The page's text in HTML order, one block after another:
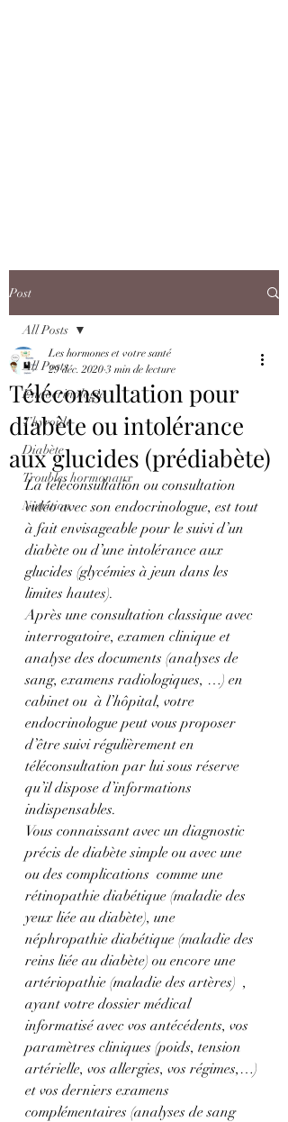
Post
All Posts
Endocrinologie
Thyroïde
Diabète
Troubles hormonaux
Nutrition
All Posts
Téléconsultation pour
diabète ou intolérance
aux glucides (prédiabète)
Les hormones et votre santé
29 déc. 2020 3 min de lecture
La téléconsultation ou consultation
vidéo avec son endocrinologue, est tout
à fait envisageable pour le suivi d’un
diabète ou d’une intolérance aux
glucides (glycémies à jeun dans les
limites hautes).
Après une consultation classique avec
interrogatoire, examen clinique et
analyse des documents (analyses de
sang, examens radiologiques, …) en
cabinet ou  à l’hôpital, votre
endocrinologue peut vous proposer
d’être suivi régulièrement en
téléconsultation par lui sous réserve
qu’il dispose d’informations
indispensables.
Vous connaissant avec un diagnostic
précis de diabète simple ou avec une
ou des complications  comme une
rétinopathie diabétique (maladie des
yeux liée au diabète), une
néphropathie diabétique (maladie des
reins liée au diabète) ou encore une
artériopathie (maladie des artères)  ,
ayant votre dossier médical
informatisé avec vos antécédents, vos
paramètres cliniques (poids, tension
artérielle, vos allergies, vos régimes,…)
et vos derniers examens
complémentaires (analyses de sang